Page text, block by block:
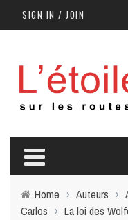
SIGN IN / JOIN
Home › Auteurs ›
Carlos › La loi des